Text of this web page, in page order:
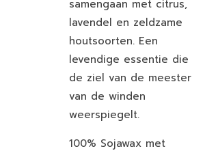
samengaan met citrus,
lavendel en zeldzame
houtsoorten. Een
levendige essentie die
de ziel van de meester
van de winden
weerspiegelt.
100% Sojawax met